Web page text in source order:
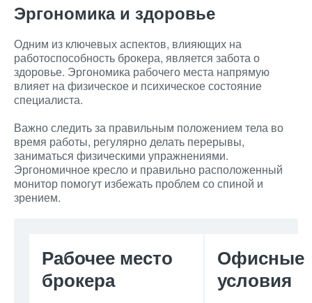
Эргономика и здоровье
Одним из ключевых аспектов, влияющих на
работоспособность брокера, является забота о
здоровье. Эргономика рабочего места напрямую
влияет на физическое и психическое состояние
специалиста.
Важно следить за правильным положением тела во
время работы, регулярно делать перерывы,
заниматься физическими упражнениями.
Эргономичное кресло и правильно расположенный
монитор помогут избежать проблем со спиной и
зрением.
Рабочее место
брокера
Офисные
условия